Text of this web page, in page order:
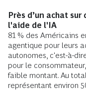
Près d’un achat
l'aide de l'IA
81 % des Américains
agentique pour leurs
autonomes, c'est-à-
pour le
faible montant. Au
représentant environ